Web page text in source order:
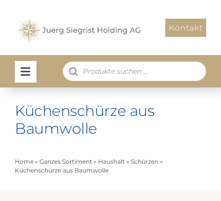
springen
Kontakt
Products
search
Küchenschürze aus
Baumwolle
Home» Ganzes Sortiment» Haushalt» Schürzen »
Küchenschürze aus Baumwolle